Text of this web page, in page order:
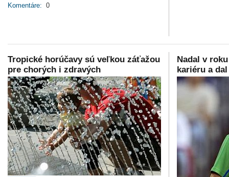
Komentáre: 0
Tropické horúčavy sú veľkou záťažou
pre chorých i zdravých
Nadal v
kariéru a